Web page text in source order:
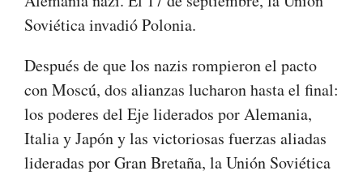
Soviética invadió Polonia.
Después de que los nazis rompieron el pacto
con Moscú, dos alianzas lucharon hasta el final:
los poderes del Eje liderados por Alemania,
Italia y Japón y las victoriosas fuerzas aliadas
lideradas por Gran Bretaña, la Unión Soviética